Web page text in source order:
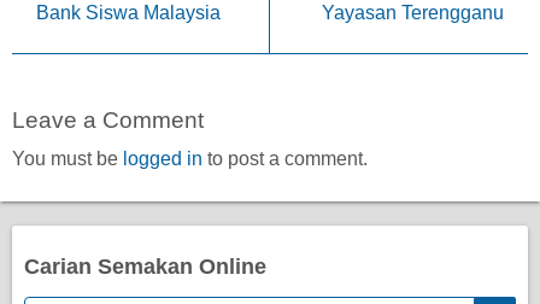
Bank Siswa Malaysia
Yayasan Terengganu
Leave a Comment
You must be logged in to post a comment.
Carian Semakan Online